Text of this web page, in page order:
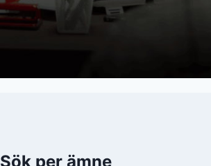
Sök per ämne